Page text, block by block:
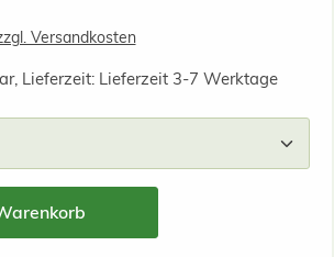
Versandkosten
Lieferzeit: Lieferzeit 3-7 Werktage